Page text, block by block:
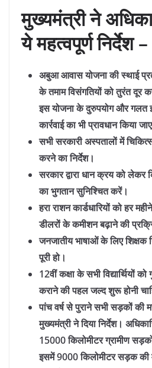
मुख्यमंत्री ने
ये महत्वपूर्ण निर्देश –
अबुआ आवास योजना की स्थाई
के तमाम विसंगतियों को तुरंत दूर
इस योजना के दुरुपयोग और गलत
कार्रवाई का भी प्रावधान किया
सभी सरकारी अस्पतालों में
करने का निर्देश।
सरकार द्वारा धान क्रय को लेकर
का भुगतान सुनिश्चित करें।
हरा राशन कार्डधारियों को हर
डीलरों के कमीशन बढ़ाने की
जनजातीय भाषाओं के लिए शिक्षक
पूरी हो।
12वीं कक्षा के सभी विद्यार्थियों
कराने की पहल जल्द शुरू होनी
पांच वर्ष से पुराने सभी सड़कों की
मुख्यमंत्री ने दिया निर्देश।
15000 किलोमीटर ग्रामीण
इसमें 9000 किलोमीटर सड़क की